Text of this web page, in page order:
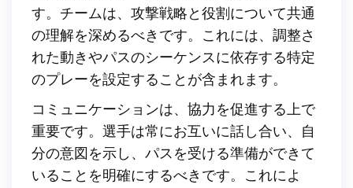
す。チームは、攻撃戦略と役割について共通
の理解を深めるべきです。これには、調整さ
れた動きやパスのシーケンスに依存する特定
のプレーを設定することが含まれます。
コミュニケーションは、協力を促進する上で
重要です。選手は常にお互いに話し合い、自
分の意図を示し、パスを受ける準備ができて
いることを明確にするべきです。これによ